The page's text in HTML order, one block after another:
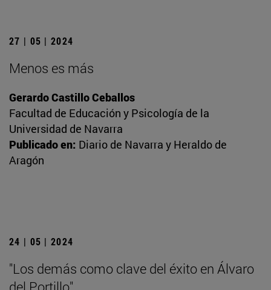
27 | 05 | 2024
Menos es más
Gerardo Castillo Ceballos
Facultad de Educación y Psicología de la
Universidad de Navarra
Publicado en: Diario de Navarra y Heraldo de
Aragón
24 | 05 | 2024
"Los demás como clave del éxito en Álvaro